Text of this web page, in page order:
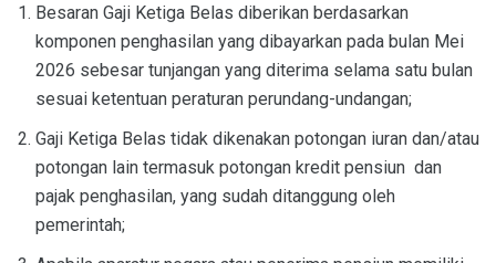
Besaran Gaji Ketiga Belas diberikan berdasarkan
komponen penghasilan yang dibayarkan pada bulan Mei
2026 sebesar tunjangan yang diterima selama satu bulan
sesuai ketentuan peraturan perundang-undangan;
Gaji Ketiga Belas tidak dikenakan potongan iuran dan/atau
potongan lain termasuk potongan kredit pensiun dan
pajak penghasilan, yang sudah ditanggung oleh
pemerintah;